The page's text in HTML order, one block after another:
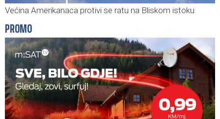
Većina Amerikanaca protivi se ratu na Bliskom istoku
PROMO